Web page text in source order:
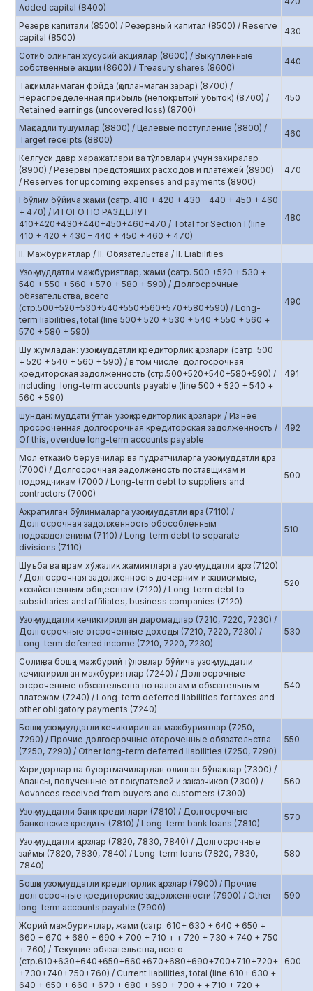
Added capital (8400)
Резерв капитали (8500) / Резервный капитал (8500) / Reserve
capital (8500)
430
Сотиб олинган хусусий акциялар (8600) / Выкупленные
собственные акции (8600) / Treasury shares (8600)
440
Тақсимланмаган фойда (қопланмаган зарар) (8700) /
Нераспределенная прибыль (непокрытый убыток) (8700) /
Retained earnings (uncovered loss) (8700)
450
Мақсадли тушумлар (8800) / Целевые поступление (8800) /
Target receipts (8800)
460
Келгуси давр харажатлари ва тўловлари учун захиралар
(8900) / Резервы предстоящих расходов и платежей (8900)
/ Reserves for upcoming expenses and payments (8900)
470
I бўлим бўйича жами (сатр. 410 + 420 + 430 – 440 + 450 + 460
+ 470) / ИТОГО ПО РАЗДЕЛУ I
410+420+430+440+450+460+470 / Total for Section I (line
410 + 420 + 430 – 440 + 450 + 460 + 470)
480
II. Мажбуриятлар / II. Обязательства / II. Liabilities
Узоқ муддатли мажбуриятлар, жами (сатр. 500 +520 + 530 +
540 + 550 + 560 + 570 + 580 + 590) / Долгосрочные
обязательства, всего
(стр.500+520+530+540+550+560+570+580+590) / Long-
term liabilities, total (line 500+ 520 + 530 + 540 + 550 + 560 +
570 + 580 + 590)
490
Шу жумладан: узоқ муддатли кредиторлик қарзлари (сатр. 500
+ 520 + 540 + 560 + 590) / в том числе: долгосрочная
кредиторская задолженность (стр.500+520+540+580+590) /
including: long-term accounts payable (line 500 + 520 + 540 +
560 + 590)
491
шундан: муддати ўтган узоқ кредиторлик қарзлари / Из нее
просроченная долгосрочная кредиторская задолженность /
Of this, overdue long-term accounts payable
492
Мол етказиб берувчилар ва пудратчиларга узоқ муддатли қарз
(7000) / Долгосрочная эадолженость поставщикам и
подрядчикам (7000 / Long-term debt to suppliers and
contractors (7000)
500
Ажратилган бўлинмаларга узоқ муддатли қарз (7110) /
Долгосрочная задолженность обособленным
подразделениям (7110) / Long-term debt to separate
divisions (7110)
510
Шуъба ва қарам хўжалик жамиятларга узоқ муддатли қарз (7120)
/ Долгосрочная задолженность дочерним и зависимые,
хозяйственным обществам (7120) / Long-term debt to
subsidiaries and affiliates, business companies (7120)
520
Узоқ муддатли кечиктирилган даромадлар (7210, 7220, 7230) /
Долгосрочные отсроченные доходы (7210, 7220, 7230) /
Long-term deferred income (7210, 7220, 7230)
530
Солиқ ва бошқа мажбурий тўловлар бўйича узоқ муддатли
кечиктирилган мажбуриятлар (7240) / Долгосрочные
отсроченные обязательства по налогам и обязательным
платежам (7240) / Long-term deferred liabilities for taxes and
other obligatory payments (7240)
540
Бошқа узоқ муддатли кечиктирилган мажбуриятлар (7250,
7290) / Прочие долгосрочные отсроченные обязательства
(7250, 7290) / Other long-term deferred liabilities (7250, 7290)
550
Харидорлар ва буюртмачилардан олинган бўнаклар (7300) /
Авансы, полученные от покупателей и заказчиков (7300) /
Advances received from buyers and customers (7300)
560
Узоқ муддатли банк кредитлари (7810) / Долгосрочные
банковские кредиты (7810) / Long-term bank loans (7810)
570
Узоқ муддатли қарзлар (7820, 7830, 7840) / Долгосрочные
займы (7820, 7830, 7840) / Long-term loans (7820, 7830,
7840)
580
Бошқа узоқ муддатли кредиторлик қарзлар (7900) / Прочие
долгосрочные кредиторские задолженности (7900) / Other
long-term accounts payable (7900)
590
Жорий мажбуриятлар, жами (сатр. 610+ 630 + 640 + 650 +
660 + 670 + 680 + 690 + 700 + 710 + + 720 + 730 + 740 + 750
+ 760) / Текущие обязательства, всего
(стр.610+630+640+650+660+670+680+690+700+710+720+
+730+740+750+760) / Current liabilities, total (line 610+ 630 +
640 + 650 + 660 + 670 + 680 + 690 + 700 + + 710 + 720 +
600